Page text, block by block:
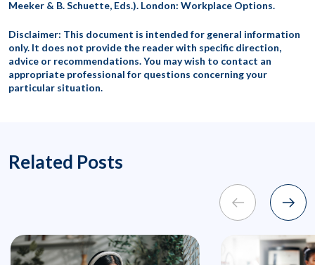
Meeker & B. Schuette, Eds.). London: Workplace Options.
Disclaimer: This document is intended for general information
only. It does not provide the reader with specific direction,
advice or recommendations. You may wish to contact an
appropriate professional for questions concerning your
particular situation.
Related Posts